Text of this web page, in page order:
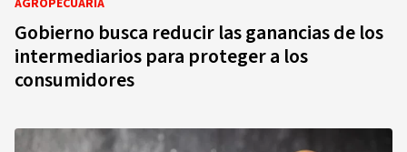
AGROPECUARIA
Gobierno busca reducir las ganancias de los
intermediarios para proteger a los
consumidores